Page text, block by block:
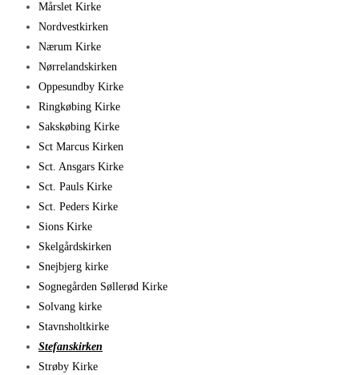
Mårslet Kirke
Nordvestkirken
Nærum Kirke
Nørrelandskirken
Oppesundby Kirke
Ringkøbing Kirke
Sakskøbing Kirke
Sct Marcus Kirken
Sct. Ansgars Kirke
Sct. Pauls Kirke
Sct. Peders Kirke
Sions Kirke
Skelgårdskirken
Snejbjerg kirke
Sognegården Søllerød Kirke
Solvang kirke
Stavnsholtkirke
Stefanskirken
Strøby Kirke